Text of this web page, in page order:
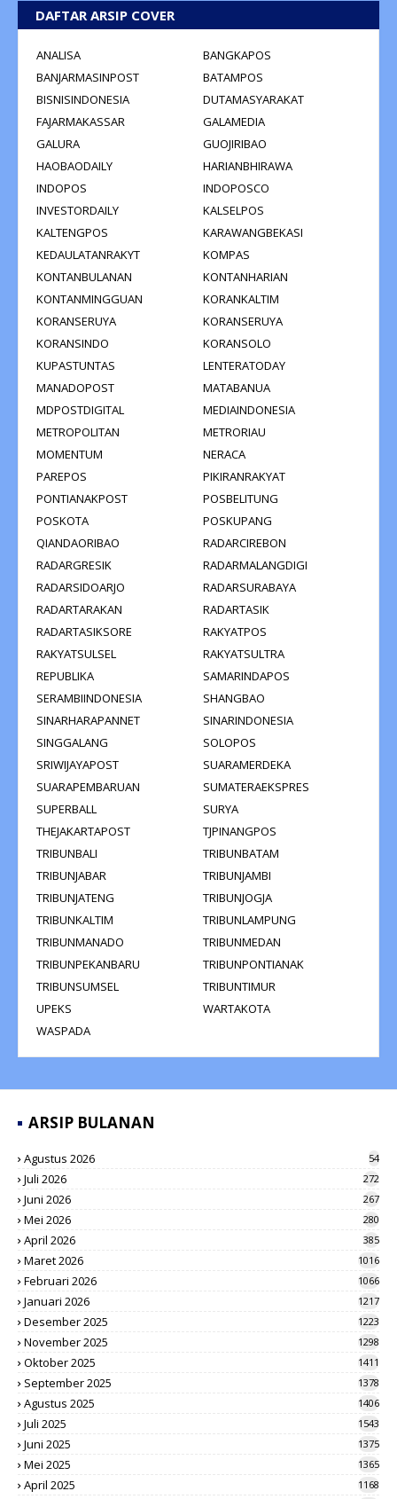
DAFTAR ARSIP COVER
ANALISA
BANGKAPOS
BANJARMASINPOST
BATAMPOS
BISNISINDONESIA
DUTAMASYARAKAT
FAJARMAKASSAR
GALAMEDIA
GALURA
GUOJIRIBAO
HAOBAODAILY
HARIANBHIRAWA
INDOPOS
INDOPOSCO
INVESTORDAILY
KALSELPOS
KALTENGPOS
KARAWANGBEKASI
KEDAULATANRAKYT
KOMPAS
KONTANBULANAN
KONTANHARIAN
KONTANMINGGUAN
KORANKALTIM
KORANSERUYA
KORANSERUYA
KORANSINDO
KORANSOLO
KUPASTUNTAS
LENTERATODAY
MANADOPOST
MATABANUA
MDPOSTDIGITAL
MEDIAINDONESIA
METROPOLITAN
METRORIAU
MOMENTUM
NERACA
PAREPOS
PIKIRANRAKYAT
PONTIANAKPOST
POSBELITUNG
POSKOTA
POSKUPANG
QIANDAORIBAO
RADARCIREBON
RADARGRESIK
RADARMALANGDIGI
RADARSIDOARJO
RADARSURABAYA
RADARTARAKAN
RADARTASIK
RADARTASIKSORE
RAKYATPOS
RAKYATSULSEL
RAKYATSULTRA
REPUBLIKA
SAMARINDAPOS
SERAMBIINDONESIA
SHANGBAO
SINARHARAPANNET
SINARINDONESIA
SINGGALANG
SOLOPOS
SRIWIJAYAPOST
SUARAMERDEKA
SUARAPEMBARUAN
SUMATERAEKSPRES
SUPERBALL
SURYA
THEJAKARTAPOST
TJPINANGPOS
TRIBUNBALI
TRIBUNBATAM
TRIBUNJABAR
TRIBUNJAMBI
TRIBUNJATENG
TRIBUNJOGJA
TRIBUNKALTIM
TRIBUNLAMPUNG
TRIBUNMANADO
TRIBUNMEDAN
TRIBUNPEKANBARU
TRIBUNPONTIANAK
TRIBUNSUMSEL
TRIBUNTIMUR
UPEKS
WARTAKOTA
WASPADA
ARSIP BULANAN
Agustus 2026 54
Juli 2026 272
Juni 2026 267
Mei 2026 280
April 2026 385
Maret 2026 1016
Februari 2026 1066
Januari 2026 1217
Desember 2025 1223
November 2025 1298
Oktober 2025 1411
September 2025 1378
Agustus 2025 1406
Juli 2025 1543
Juni 2025 1375
Mei 2025 1365
April 2025 1168